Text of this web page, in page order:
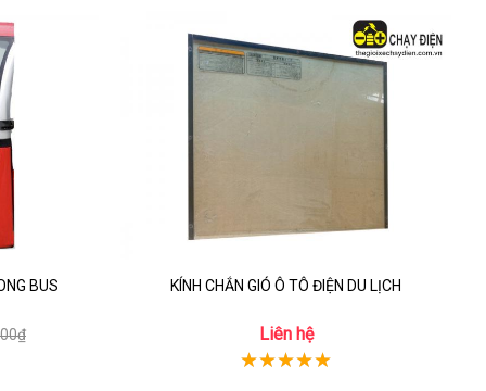
BUS KÍNH CHẮN GIÓ Ô TÔ ĐIỆN DU LỊCH
Liên hệ